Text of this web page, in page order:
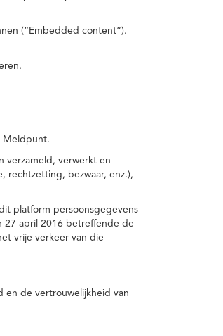
(“Embedded content”).
Meldpunt.
verzameld, verwerkt en
rechtzetting, bezwaar, enz.),
platform persoonsgegevens
27 april 2016 betreffende de
vrije verkeer van die
en de vertrouwelijkheid van